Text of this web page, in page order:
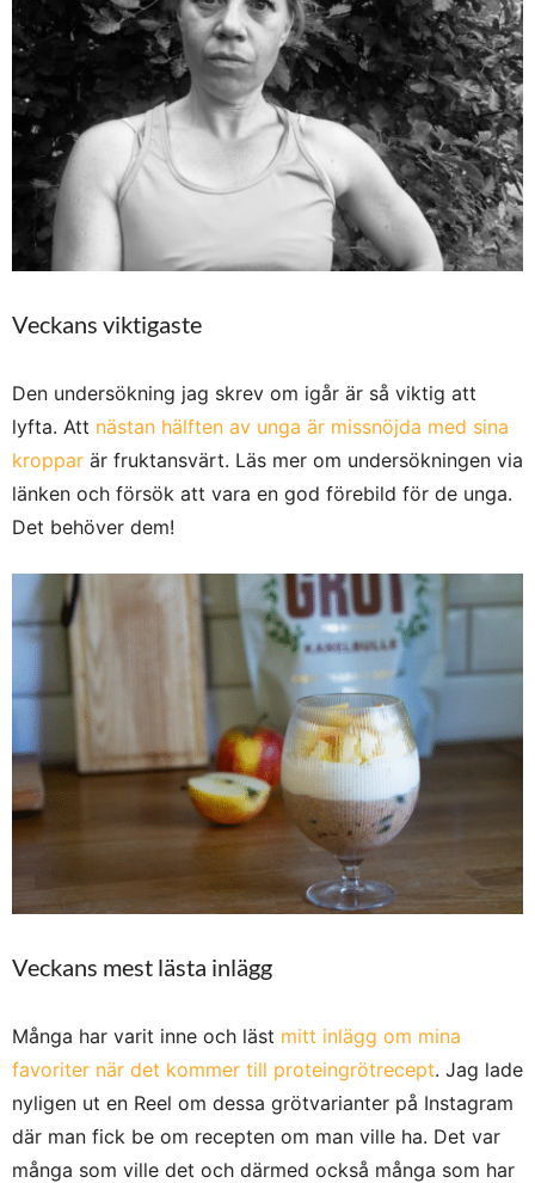
Veckans viktigaste
Den undersökning jag skrev om igår är så viktig att
lyfta. Att nästan hälften av unga är missnöjda med sina
kroppar är fruktansvärt. Läs mer om undersökningen via
länken och försök att vara en god förebild för de unga.
Det behöver dem!
Veckans mest lästa inlägg
Många har varit inne och läst mitt inlägg om mina
favoriter när det kommer till proteingrötrecept. Jag lade
nyligen ut en Reel om dessa grötvarianter på Instagram
där man fick be om recepten om man ville ha. Det var
många som ville det och därmed också många som har